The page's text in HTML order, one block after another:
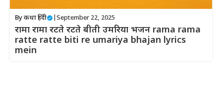
Byकथा हिंदी September 22, 2025
रामा रामा रटते रटते बीती उमरिया भजन rama rama
ratte ratte biti re umariya bhajan lyrics
mein